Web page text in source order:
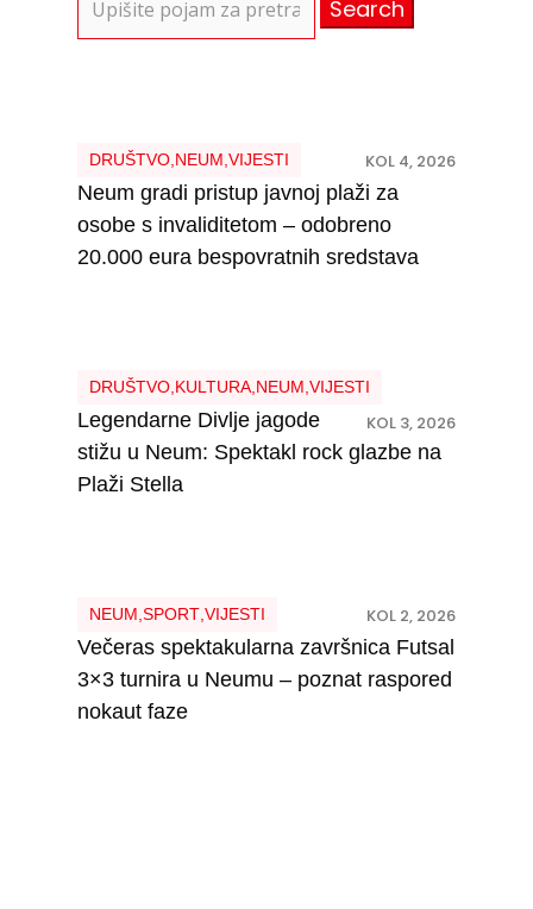
for:
DRUŠTVO, NEUM VIJESTI KOL 4, 2026
Neum gradi pristup javnoj plaži za
osobe s invaliditetom – odobreno
20.000 eura bespovratnih sredstava
DRUŠTVO, KULTURA, NEUM VIJESTI
KOL 3, 2026
Legendarne Divlje jagode
stižu u Neum: Spektakl rock glazbe na
Plaži Stella
NEUM SPORT, VIJESTI KOL 2, 2026
Večeras spektakularna završnica Futsal
3×3 turnira u Neumu – poznat raspored
nokaut faze